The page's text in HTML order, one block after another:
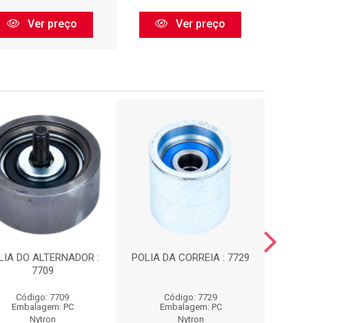
Ver preço Ver preço
DO ALTERNADOR :
7709
Código: 7709
Embalagem: PC
Nytron
POLIA DA CORREIA : 7729
Código: 7729
Embalagem: PC
Nytron